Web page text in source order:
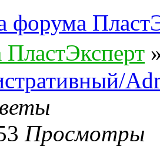
форума
ПластЭксперт
Просмотры